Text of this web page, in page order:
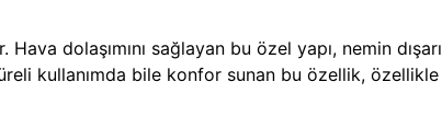
dolaşımını sağlayan bu özel yapı, nemin dışarı
kullanımda bile konfor sunan bu özellik, özellikle